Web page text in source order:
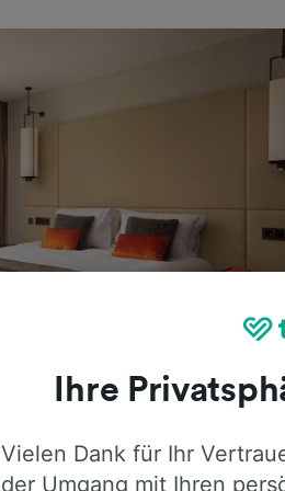
Ihre
Vielen Dank für Ihr
der Umgang mit Ihren